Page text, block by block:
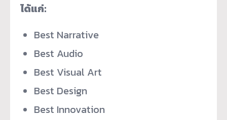
ได้แก่:
Best Narrative
Best Audio
Best Visual Art
Best Design
Best Innovation